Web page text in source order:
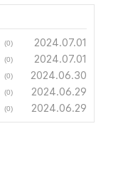
(0) 2024.07.01
(0) 2024.07.01
(0) 2024.06.30
(0) 2024.06.29
(0) 2024.06.29